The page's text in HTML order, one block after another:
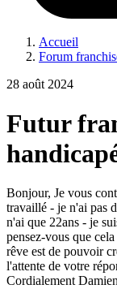
Accueil
Forum
28 août 2024
Futur
Bonjour, Je vous
travaillé - je n'ai pas
n'ai que 22ans - je
pensez-vous que
rêve est de pouvoir
l'attente de votre
Cordialement